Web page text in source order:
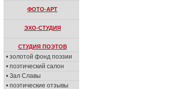
ФОТО-АРТ
ЭХО-СТУДИЯ
СТУДИЯ ПОЭТОВ
• золотой фонд поэзии
• поэтический салон
• Зал Славы
• поэтические отзывы